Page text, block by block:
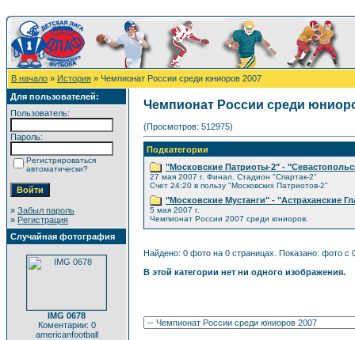
В начало » История » Чемпионат России среди юниоров 2007
Для пользователей:
Пользователь:
Пароль:
Регистрироваться
автоматически?
» Забыл пароль
» Регистрация
Случайная фотография
IMG 0678
Коментарии: 0
americanfootball
Чемпионат России среди
(Просмотров: 512975)
Подкатегории
"Московские Патриоты-2" -
27 мая 2007 г. Финал. Стадион "Спартак-2"
Счет 24:20 в пользу "Московских Патриотов-2"
"Московские Мустанги" - "Астраханские
5 мая 2007 г.
Чемпионат России 2007 среди юниоров.
Найдено: 0 фото на 0 страницах. Показано: фото с
В этой категории нет ни одного изображения.